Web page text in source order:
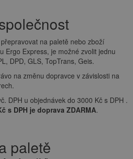
na paletě nebo zboží
Ergo Express, je možné zvolit jednu
DPD, GLS, TopTrans, Geis.
na změnu dopravce v závislosti na
DPH u objednávek do 3000 Kč s DPH .
s DPH je doprava ZDARMA.
paletě